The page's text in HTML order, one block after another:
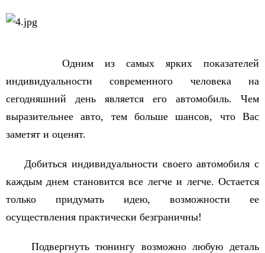
Одним из самых ярких показателей
индивидуальности современного человека на
сегодняшний день является его автомобиль. Чем
выразительнее авто, тем больше шансов, что Вас
заметят и оценят.
Добиться индивидуальности своего автомобиля с
каждым днем становится все легче и легче. Остается
только придумать идею, возможности ее
осуществления практически безграничны!
Подвергнуть тюнингу возможно любую деталь